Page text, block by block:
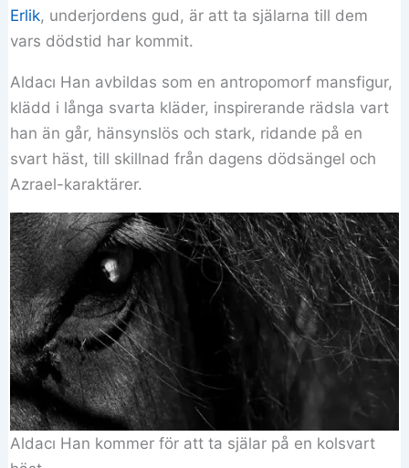
Erlik, underjordens gud, är att ta själarna till dem
vars dödstid har kommit.
Aldacı Han avbildas som en antropomorf mansfigur,
klädd i långa svarta kläder, inspirerande rädsla vart
han än går, hänsynslös och stark, ridande på en
svart häst, till skillnad från dagens dödsängel och
Azrael-karaktärer.
Aldacı Han kommer för att ta själar på en kolsvart